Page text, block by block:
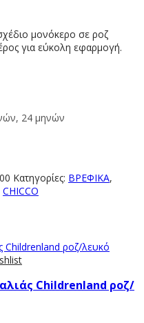
μονόκερο σε ροζ
για εύκολη εφαρμογή.
24 μηνών
Κατηγορίες: ΒΡΕΦΙΚΑ,
CHICCO
Childrenland ροζ/